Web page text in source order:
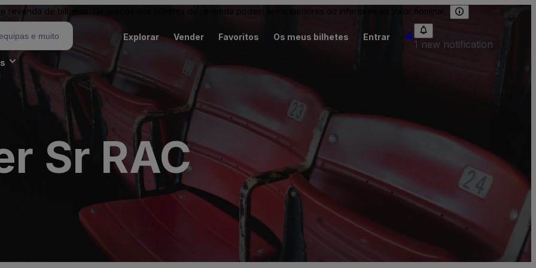
revenda de bilhetes. Os preços dos bilhetes de revenda podem ser superiores ou inferiores ao valor nominal.
Explorar Vender Favoritos Os meus bilhetes Entrar
1 new notification
Sr RAC